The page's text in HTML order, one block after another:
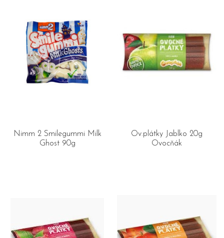
Nimm 2 Smilegummi Milk
Ghost 90g
Ov.plátky Jablko 20g
Ovocňák